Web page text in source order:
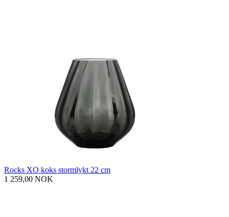
Rocks XO koks stormlykt 22 cm
1 259,00 NOK